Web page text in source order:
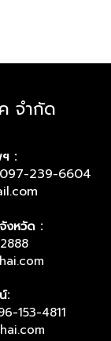
จำกัด
:
239-6604
งหวัด :
:
153-4811